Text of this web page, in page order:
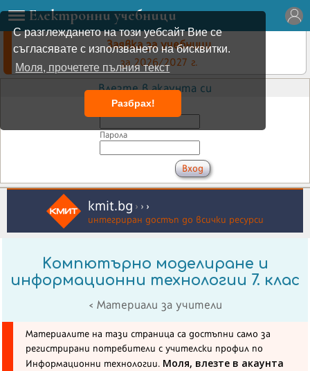
С разглеждането на този уебсайт Вие се
съгласявате с използването на бисквитки.
Моля, прочетете пълния текст
Разбрах!
Електронни учебници
Заявка за учебници
за 2026/2027 г.
Влезте в акаунта си
Имейл
Парола
kmit.bg › › ›
интегриран достъп до всички ресурси
Kомпютърно моделиране и
информационни технологии 7. клас
< Материали за учители
Материалите на тази страница са достъпни само за
регистрирани потребители с учителски профил по
Информационни технологии. Моля, влезте в акаунта